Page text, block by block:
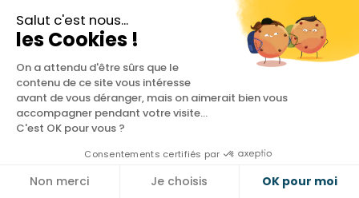
Salut c'est nous...
les Cookies !
On a attendu d'être sûrs que le
contenu de ce site vous intéresse
avant de vous déranger, mais on aimerait bien vous
accompagner pendant votre visite...
C'est OK pour vous ?
Consentements certifiés par
Non merci Je choisis OK pour moi
Cookies